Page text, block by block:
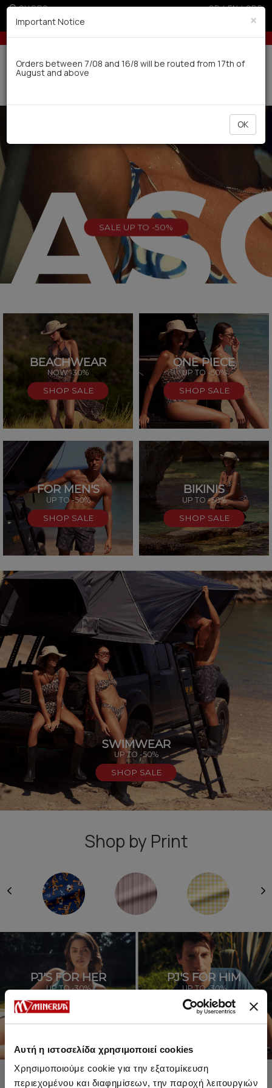
Αυτή η ιστοσελίδα χρησιμοποιεί cookies
Χρησιμοποιούμε cookie για την εξατομίκευση
περιεχομένου και διαφημίσεων, την παροχή λειτουργιών
SHOPS GR|EN|SRB
5% off for orders over 250€ for EU & 300€ for non EU
over 100€
Delivery in 7-9 working days via UPS
SALE UP TO -50%
BEACHWEAR
NOW -30%
SHOP SALE
ONE PIECE
UP TO -50%
SHOP SALE
FOR MEN'S
UP TO -50%
SHOP SALE
BIKINIS
UP TO -50%
SHOP SALE
SWIMWEAR
UP TO -50%
SHOP SALE
Shop by Print
PJ'S FOR HER
UP TO -30%
SHOP SALE
PJ'S FOR HIM
UP TO -30%
SHOP SALE
×
Important Notice
Orders between 7/08 and 16/8 will be routed from 17th of
August and above
OK